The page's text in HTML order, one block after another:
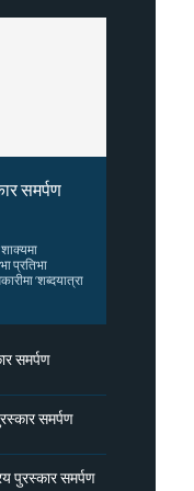
समर्पण
प्रतिभा
‘शब्दयात्रा
समर्पण
समर्पण
पुरस्कार समर्पण